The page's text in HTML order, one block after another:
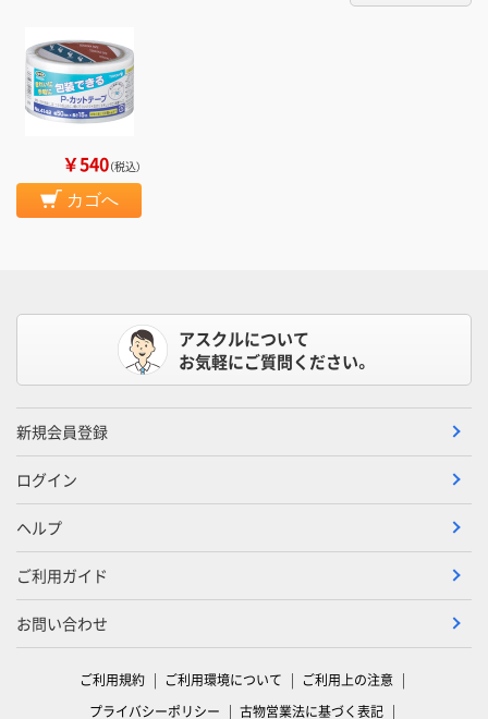
￥540（税込）
カゴへ
アスクルについて
お気軽にご質問ください。
新規会員登録
ログイン
ヘルプ
ご利用ガイド
お問い合わせ
ご利用規約 ご利用環境について
ご利用上の注意
プライバシーポリシー
古物営業法に基づく表記